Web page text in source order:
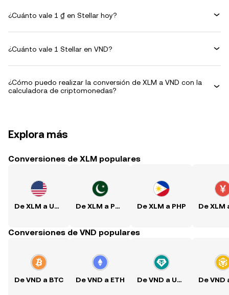
¿Cuánto vale 1 ₫ en Stellar hoy?
¿Cuánto vale 1 Stellar en VND?
¿Cómo puedo realizar la conversión de XLM a VND con la
calculadora de criptomonedas?
Explora más
Conversiones de XLM populares
De XLM a USD De XLM a PKR De XLM a PHP
Conversiones de VND populares
De VND a BTC De VND a ETH De VND a USDT